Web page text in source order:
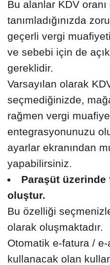
Bu alanlar KDV
tanımladığınızda
geçerli vergi
ve sebebi için de
gereklidir.
Varsayılan olarak
seçmediğinizde,
rağmen vergi
entegrasyonunuzu
ayarlar ekranından
yapabilirsiniz.
Paraşüt üzerinde
oluştur.
Bu özelliği
olarak oluşmaktadır.
Otomatik e-fatura /
kullanacak olan